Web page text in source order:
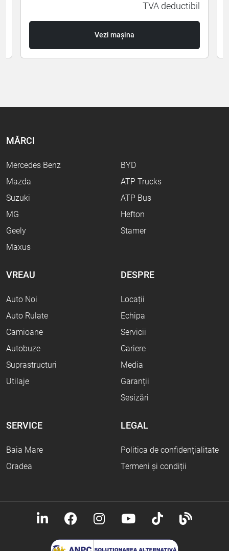
TVA deductibil
Vezi mașina
MĂRCI
Mercedes Benz
Mazda
Suzuki
MG
Geely
Maxus
BYD
ATP Trucks
ATP Bus
Hefton
Stamer
VREAU
Auto Noi
Auto Rulate
Camioane
Autobuze
Suprastructuri
Utilaje
DESPRE
Locații
Echipa
Servicii
Cariere
Media
Garanții
Sesizări
SERVICE
Baia Mare
Oradea
LEGAL
Politica de confidențialitate
Termeni și condiții